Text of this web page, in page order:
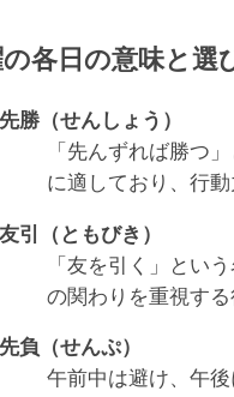
各日の意味と選
先勝（せんしょう）
「先んずれば勝つ
に適しており、行動
友引（ともびき）
「友を引く」とい
の関わりを重視する
先負（せんぷ）
午前中は避け、午